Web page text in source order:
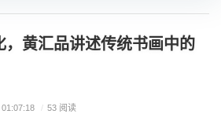
，黄汇品讲述传统书画中的
/ 53 阅读